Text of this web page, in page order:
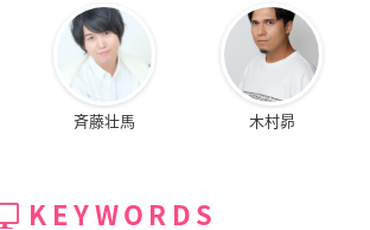
斉藤壮馬 木村昴
KEYWORDS